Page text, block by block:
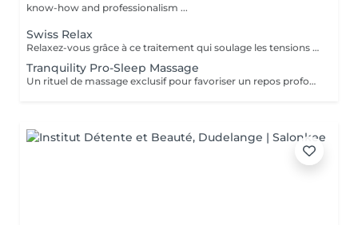
know-how and professionalism ...
Swiss Relax
Relaxez-vous grâce à ce traitement qui soulage les tensions pour un dos parfaitement détendu.
Tranquility Pro-Sleep Massage
Un rituel de massage exclusif pour favoriser un repos profond du corps et de lesprit. Les effets positifs relaxants et anti-stress du «tranquility Blend» sont augmentés par les techniques du modelage exclusif, inspiré par layurvéda du Kérala et le rituel de massage traditionnel indonésien «Sea malay», intéressant pour ses vertus sur le système nerveux et lesprit. Tranquility Pro-Sleep Massage, aide le corps à récupérer des situations de stress et améliore la qualité du repos et du sommeil.